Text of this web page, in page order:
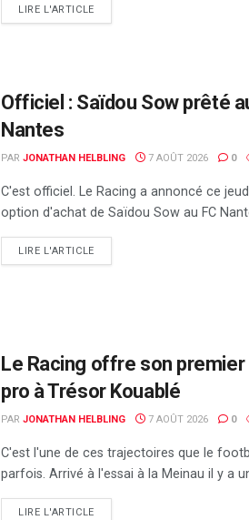
LIRE L'ARTICLEDETAILS
Officiel : Saïdou Sow prêté
Nantes
PAR JONATHAN HELBLING 7 AOÛT 2026 0
C'est officiel. Le Racing a annoncé ce
option d'achat de Saïdou Sow au FC
LIRE L'ARTICLEDETAILS
Le Racing offre son
pro à Trésor Kouablé
PAR JONATHAN HELBLING 7 AOÛT 2026 0
C'est l'une de ces trajectoires que le
parfois. Arrivé à l'essai à la Meinau il y a
LIRE L'ARTICLEDETAILS